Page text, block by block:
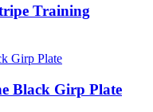
Training
Black Girp Plate